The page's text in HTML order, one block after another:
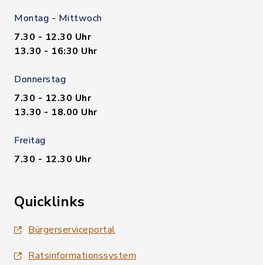
Montag - Mittwoch
7.30 - 12.30 Uhr
13.30 - 16:30 Uhr
Donnerstag
7.30 - 12.30 Uhr
13.30 - 18.00 Uhr
Freitag
7.30 - 12.30 Uhr
Quicklinks
Bürgerserviceportal
Ratsinformationssystem